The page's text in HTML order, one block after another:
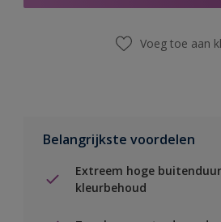
Voeg toe aan
Belangrijkste voordelen
Extreem hoge
kleurbehoud